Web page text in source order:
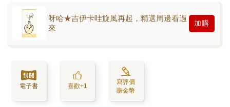
呀哈★吉伊卡哇旋風再起，精選周邊看過
來
加購
電子書 喜歡+1
寫評價
賺金幣